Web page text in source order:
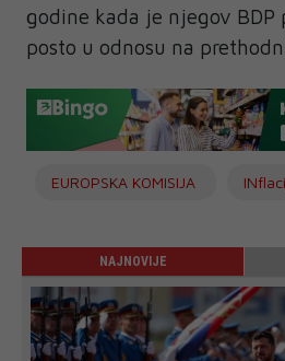
godine kada je njegov BDP
posto u odnosu na
EUROPSKA KOMISIJA
NAJNOVIJE